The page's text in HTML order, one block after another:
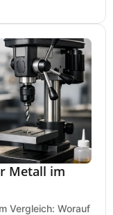
Metall im
Vergleich: Worauf